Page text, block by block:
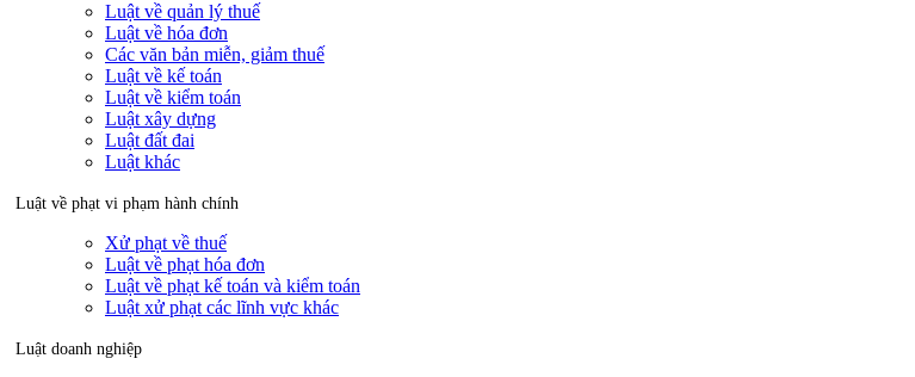
Luật về quản lý thuế
Luật về hóa đơn
Các văn bản miễn, giảm thuế
Luật về kế toán
Luật về kiểm toán
Luật xây dựng
Luật đất đai
Luật khác
Luật về phạt vi phạm hành chính
Xử phạt về thuế
Luật về phạt hóa đơn
Luật về phạt kế toán và kiểm toán
Luật xử phạt các lĩnh vực khác
Luật doanh nghiệp